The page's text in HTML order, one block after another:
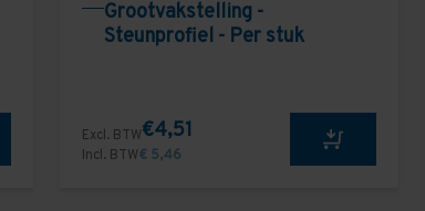
Grootvakstelling -
Steunprofiel - Per stuk
Excl. BTW€4,51
Incl. BTW€ 5,46